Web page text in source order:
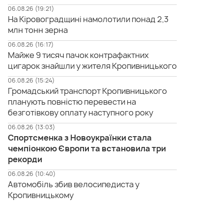
06.08.26 (19:21)
На Кіровоградщині намолотили понад 2,3
млн тонн зерна
06.08.26 (16:17)
Майже 9 тисяч пачок контрафактних
цигарок знайшли у жителя Кропивницького
06.08.26 (15:24)
Громадський транспорт Кропивницького
планують повністю перевести на
безготівкову оплату наступного року
06.08.26 (13:03)
Спортсменка з Новоукраїнки стала
чемпіонкою Європи та встановила три
рекорди
06.08.26 (10:40)
Автомобіль збив велосипедиста у
Кропивницькому